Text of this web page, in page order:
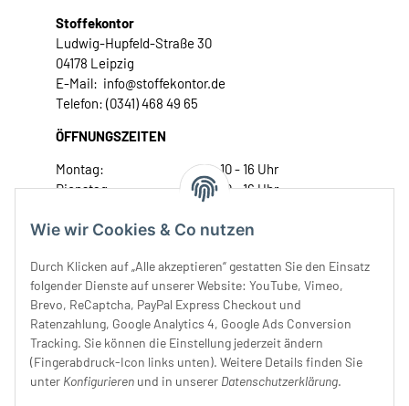
Wie wir Cookies & Co nutzen
Durch Klicken auf „Alle akzeptieren“ gestatten Sie den Einsatz
folgender Dienste auf unserer Website: YouTube, Vimeo,
Brevo, ReCaptcha, PayPal Express Checkout und
Ratenzahlung, Google Analytics 4, Google Ads Conversion
Tracking. Sie können die Einstellung jederzeit ändern
(Fingerabdruck-Icon links unten). Weitere Details finden Sie
unter Konfigurieren und in unserer Datenschutzerklärung.
Stoffekontor
Ludwig-Hupfeld-Straße 30
04178 Leipzig
E-Mail: info@stoffekontor.de
Telefon: (0341) 468 49 65
ÖFFNUNGSZEITEN
Montag:
10 - 16 Uhr
Dienstag:
10 - 16 Uhr
Donnerstag:
10 - 18 Uhr
Samstag:
10 - 14 Uhr
Unser Service
Rechtliches